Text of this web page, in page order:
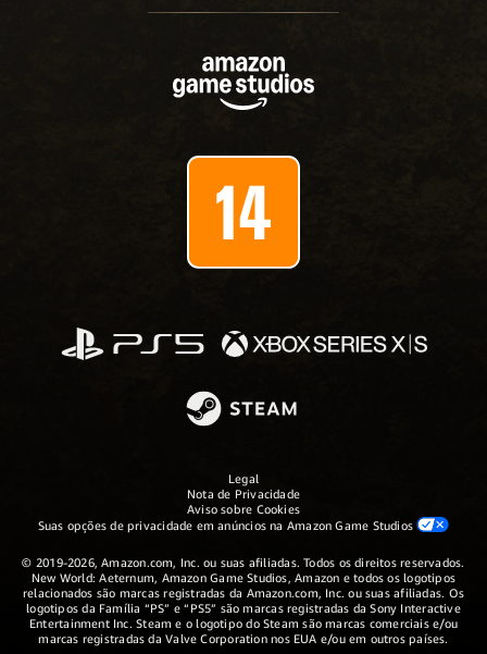
Legal
Nota de Privacidade
Aviso sobre Cookies
Suas opções de privacidade em anúncios na Amazon Game Studios
© 2019-2026, Amazon.com, Inc. ou suas afiliadas. Todos os direitos reservados.
New World: Aeternum, Amazon Game Studios, Amazon e todos os logotipos
relacionados são marcas registradas da Amazon.com, Inc. ou suas afiliadas. Os
logotipos da Família “PS” e “PS5” são marcas registradas da Sony Interactive
Entertainment Inc. Steam e o logotipo do Steam são marcas comerciais e/ou
marcas registradas da Valve Corporation nos EUA e/ou em outros países.